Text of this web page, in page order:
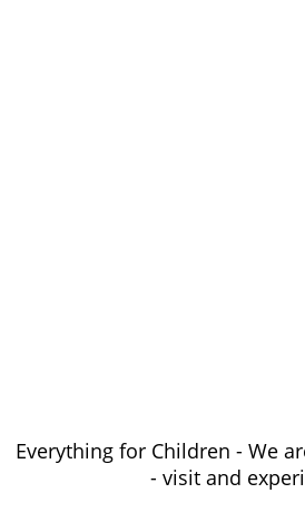
Everything for Children - We
- visit and